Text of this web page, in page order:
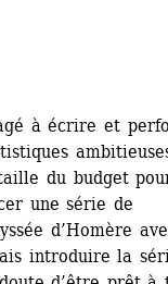
à écrire et
du budget
une série de
d’Homère
introduire la